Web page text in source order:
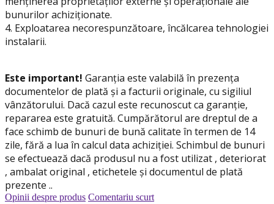
bunurilor achiziționate.
4. Exploatarea necorespunzătoare, încălcarea tehnologiei
instalarii.
Este important! Garanția este valabilă în prezența
documentelor de plată și a facturii originale, cu sigiliul
vânzătorului. Dacă cazul este recunoscut ca garanție,
repararea este gratuită. Cumpărătorul are dreptul de a
face schimb de bunuri de bună calitate în termen de 14
zile, fără a lua în calcul data achiziției. Schimbul de bunuri
se efectuează dacă produsul nu a fost utilizat , deteriorat
, ambalat original , etichetele și documentul de plată
prezente ..
Opinii despre produs Comentariu scurt